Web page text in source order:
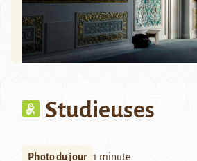
Studieuses
Photo du jour 1 minute